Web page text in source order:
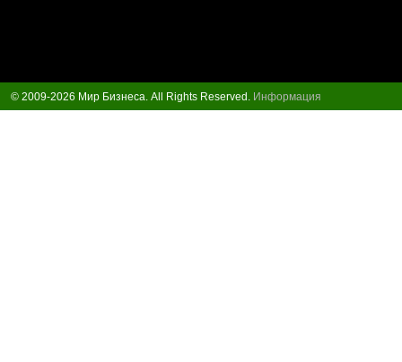
© 2009-2026 Мир Бизнеса. All Rights Reserved. Информация